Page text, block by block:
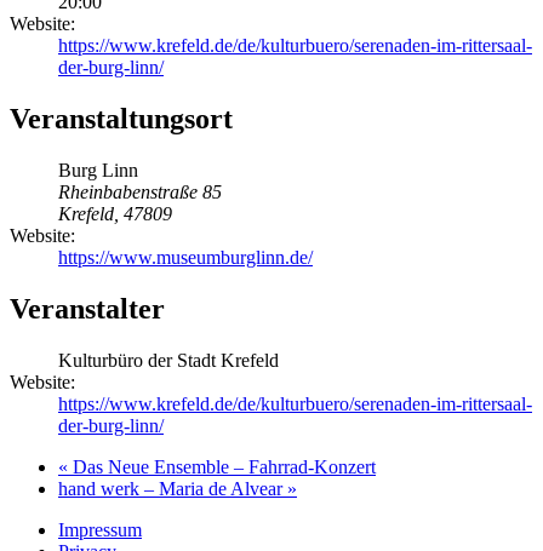
Website:
https://www.krefeld.de/de/kulturbuero/serenaden-im-rittersaal-
der-burg-linn/
Veranstaltungsort
Burg Linn
Rheinbabenstraße 85
Krefeld 47809
Website:
https://www.museumburglinn.de/
Veranstalter
Kulturbüro der Stadt Krefeld
Website:
https://www.krefeld.de/de/kulturbuero/serenaden-im-rittersaal-
der-burg-linn/
« Das Neue Ensemble – Fahrrad-Konzert
hand werk – Maria de Alvear »
Impressum